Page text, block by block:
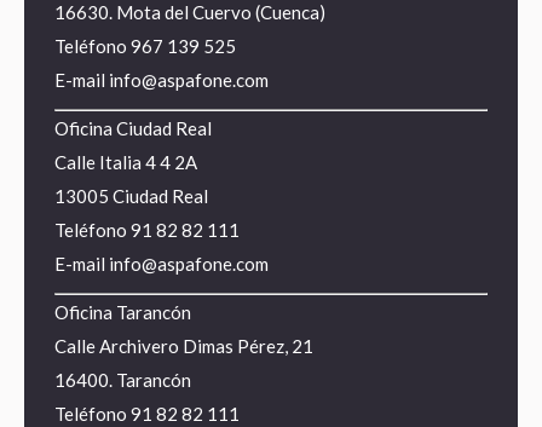
16630. Mota del Cuervo (Cuenca)
Teléfono 967 139 525
E-mail info@aspafone.com
Oficina Ciudad Real
Calle Italia 4 4 2A
13005 Ciudad Real
Teléfono 91 82 82 111
E-mail info@aspafone.com
Oficina Tarancón
Calle Archivero Dimas Pérez, 21
16400. Tarancón
Teléfono 91 82 82 111